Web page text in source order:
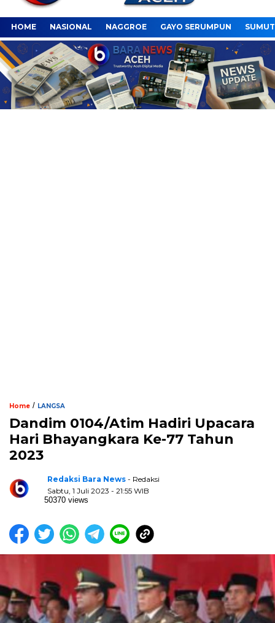
HOME NASIONAL NAGGROE GAYO SERUMPUN SUMUT
Home / LANGSA
Dandim 0104/Atim Hadiri Upacara
Hari Bhayangkara Ke-77 Tahun
2023
Redaksi Bara News - Redaksi
Sabtu, 1 Juli 2023 - 21:55 WIB
50370 views